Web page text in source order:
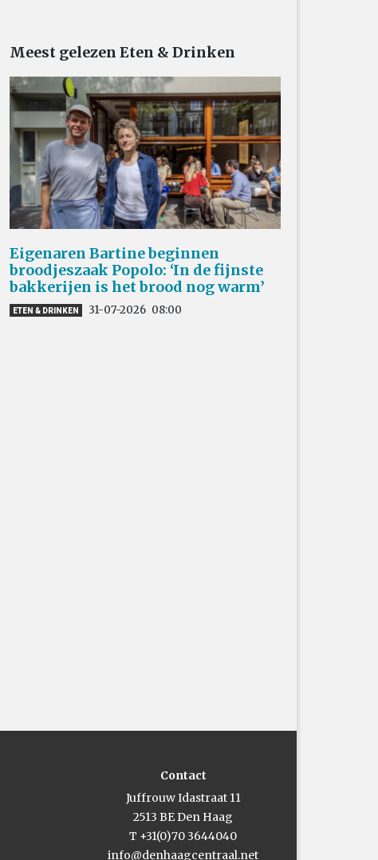
Meest gelezen Eten & Drinken
Eigenaren Bartine beginnen
broodjeszaak Popolo: ‘In de fijnste
bakkerijen is het brood nog warm’
ETEN & DRINKEN 31-07-2026 08:00
Contact
Juffrouw Idastraat 11
2513 BE Den Haag
T +31(0)70 3644040
info@denhaagcentraal.net